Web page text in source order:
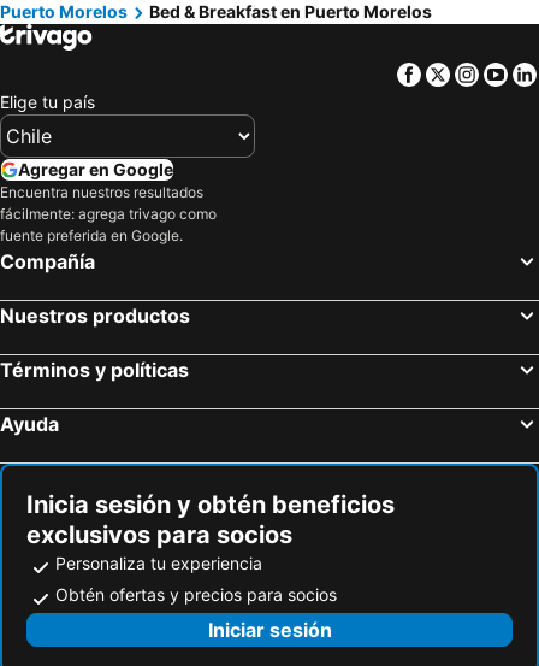
Puerto Morelos
Bed & Breakfast en Puerto Morelos
Facebook
Twitter
Elige tu país
Agregar en Google
Encuentra nuestros resultados
fácilmente: agrega trivago como
fuente preferida en Google.
Compañía
Nuestros productos
Términos y políticas
Ayuda
Inicia sesión y obtén beneficios
exclusivos para socios
Personaliza tu experiencia
Obtén ofertas y precios para socios
Iniciar sesión